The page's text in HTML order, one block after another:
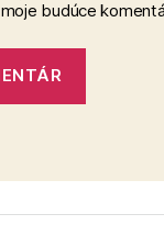
budúce